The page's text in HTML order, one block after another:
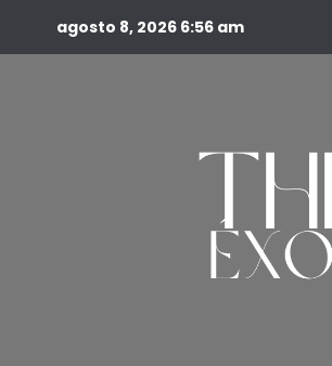
agosto 8, 2026 6:56 am